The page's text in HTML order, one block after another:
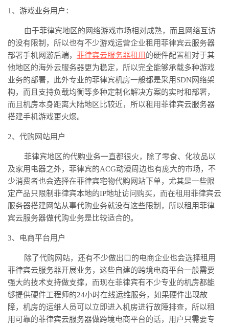
1、游戏业务用户：
由于菲律宾地区的网络游戏市场相对成熟，而且网络互访
的没有限制，所以也有不少游戏运营企业租用菲律宾云服务器
部署手机网游后端， 菲律宾云服务器租用的硬件配置相对于其
他地区的海外云服务器更为稳定，所以完全能够承载多种游戏
业务的部署，此外专业的菲律宾机房一般都是采用SDN网络架
构，而且支持负载均衡等多种定制化解决方案的实时和部署，
而且机房本身距离大陆地区比较近，所以租用菲律宾云服务器
搭建手机游戏更火爆。
2、代购网站用户
菲律宾地区的代购业务一直都很火，除了零食、化妆品以
及家用电器之外，菲律宾的ACG动漫周边也有庞大的市场，不
少消费者也会选择在菲律宾宅物代购网站下单，尤其是一些限
定产品只限制菲律宾本地的IP地址访问购买，而在租用菲律宾云
服务器搭建网站从事代购业务就没有这些限制，所以租用菲律
宾云服务器做代购业务是比较适合的。
3、电商平台用户
除了代购网站，还有不少做出口的电商企业也会选择租用
菲律宾云服务器开展业务，这些自建的跨境电商平台一般需要
强大的技术支持做支撑，而现在菲律宾有不少专业的机房都能
够提供硬件工程师的24小时在线运维服务，如果硬件出现故
障，机房的运维人员可以立即进入机房进行故障排查，所以租
用可靠的菲律宾云服务器做跨境电商平台的话，用户只需要专